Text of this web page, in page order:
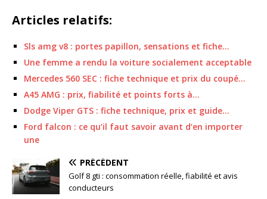
Articles relatifs:
Sls amg v8 : portes papillon, sensations et fiche…
Une femme a rendu la voiture socialement acceptable
Mercedes 560 SEC : fiche technique et prix du coupé…
A45 AMG : prix, fiabilité et points forts à…
Dodge Viper GTS : fiche technique, prix et guide…
Ford falcon : ce qu’il faut savoir avant d’en importer
une
PRÉCÉDENT
Golf 8 gti : consommation réelle, fiabilité et avis
conducteurs